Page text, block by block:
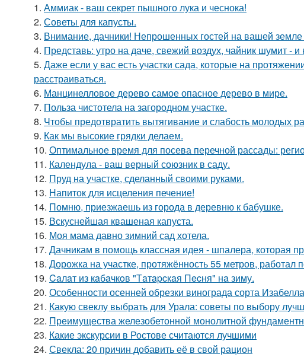
1. Аммиак - ваш секрет пышного лука и чеснока!
2. Советы для капусты.
3. Внимание, дачники! Непрошенных гостей на вашей земле
4. Представь: утро на даче, свежий воздух, чайник шумит -
5. Даже если у вас есть участки сада, которые на
расстраиваться.
6. Манцинелловое дерево самое опасное дерево в мире.
7. Польза чистотела на загородном участке.
8. Чтобы предотвратить вытягивание и слабость молодых
9. Как мы высокие грядки делаем.
10. Оптимальное время для посева перечной рассады:
11. Календула - ваш верный союзник в саду.
12. Пруд на участке, сделанный своими руками.
13. Напиток для исцеления печение!
14. Помню, приезжаешь из города в деревню к бабушке.
15. Вскуснейшая квашеная капуста.
16. Моя мама давно зимний сад хотела.
17. Дачникам в помощь классная идея - шпалера, которая
18. Дорожка на участке, протяжённость 55 метров,
19. Caлaт из кaбaчкoв "Тaтapcкaя Пecня" нa зиму.
20. Особенности осенней обрезки винограда сорта
21. Какую свеклу выбрать для Урала: советы по выбору
22. Преимущества железобетонной монолитной
23. Какие экскурсии в Ростове считаются лучшими
24. Свекла: 20 причин добавить её в свой рацион